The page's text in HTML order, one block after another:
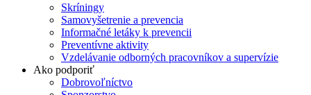
Skríningy
Samovyšetrenie a prevencia
Informačné letáky k prevencii
Preventívne aktivity
Vzdelávanie odborných pracovníkov a supervízie
Ako podporiť
Dobrovoľníctvo